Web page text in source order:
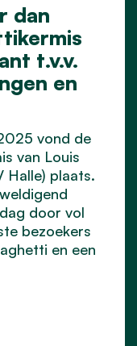
dan
t.v.v.
en
vond de
van Louis
Halle) plaats.
door vol
bezoekers
en een